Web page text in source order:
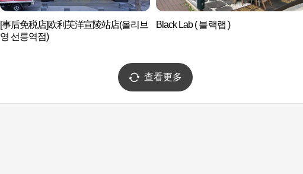
[事后免税店]欧利芙洋宣陵站店(올리브
영 선릉역점)
Black Lab ( 블랙랩 )
查看更多